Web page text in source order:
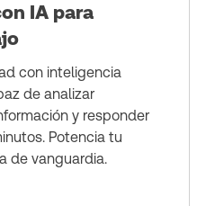
IA para
con inteligencia
de analizar
y responder
Potencia tu
de vanguardia.